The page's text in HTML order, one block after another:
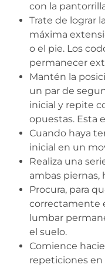
con la
Trate de lograr
máxima
o el pie. Los
permanecer
Mantén la
un par de
inicial y repite
opuestas. Esta
Cuando haya
inicial en un
Realiza una
ambas piernas,
Procura, para
correctamente
lumbar
el suelo.
Comience
repeticiones en